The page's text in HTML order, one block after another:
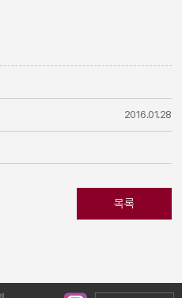
2016.01.28
목록